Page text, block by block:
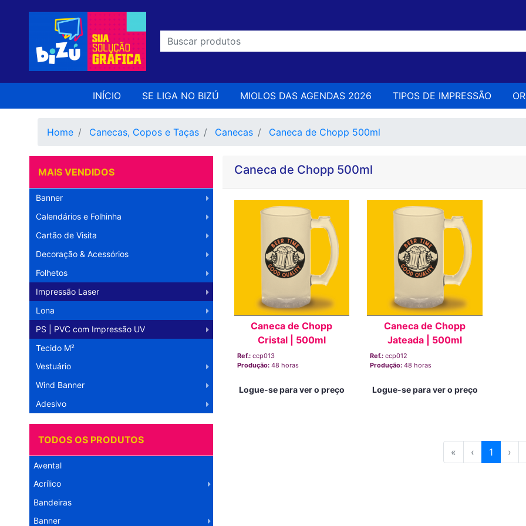
INÍCIO SE LIGA NO BIZÚ MIOLOS DAS AGENDAS 2026 TIPOS DE IMPRESSÃO
Home Canecas, Copos e Taças Canecas Caneca de Chopp 500ml
MAIS VENDIDOS
Banner
Calendários e Folhinha
Cartão de Visita
Decoração & Acessórios
Folhetos
Impressão Laser
Lona
PS | PVC com Impressão UV
Tecido M²
Vestuário
Wind Banner
Adesivo
TODOS OS PRODUTOS
Avental
Acrílico
Bandeiras
Banner
Caneca de Chopp 500ml
Caneca de Chopp
Cristal | 500ml
Ref.: ccp013
Produção: 48 horas
Logue-se para ver o preço
Caneca de Chopp
Jateada | 500ml
Ref.:ccp012
Produção:48 horas
Logue-se para ver o preço
« ‹ 1 ›